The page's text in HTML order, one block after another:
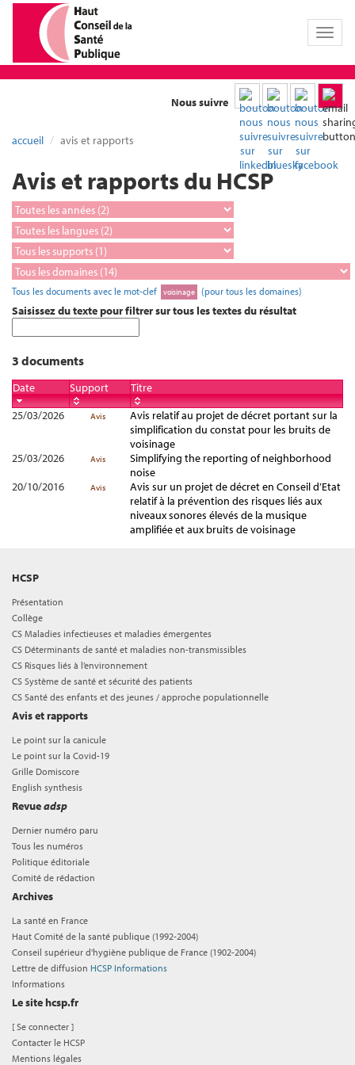
Toggle
Nous suivre
accueil avis et rapports
Avis et rapports du HCSP
Tous les documents avec le mot-clef voisinage (pour tous les domaines)
Saisissez du texte pour filtrer sur tous les textes du résultat
3 documents
Date Support
Titre
25/03/2026
Avis
Avis relatif au projet de décret portant sur la
simplification du constat pour les bruits de
voisinage
25/03/2026
Avis
Simplifying the reporting of neighborhood
noise
20/10/2016
Avis
Avis sur un projet de décret en Conseil d’Etat
relatif à la prévention des risques liés aux
niveaux sonores élevés de la musique
amplifiée et aux bruits de voisinage
HCSP
Présentation
Collège
CS Maladies infectieuses et maladies émergentes
CS Déterminants de santé et maladies non-transmissibles
CS Risques liés à l’environnement
CS Système de santé et sécurité des patients
CS Santé des enfants et des jeunes / approche populationnelle
Avis et rapports
Le point sur la canicule
Le point sur la Covid-19
Grille Domiscore
English synthesis
Revueadsp
Dernier numéro paru
Tous les numéros
Politique éditoriale
Comité de rédaction
Archives
La santé en France
Haut Comité de la santé publique (1992-2004)
Conseil supérieur d'hygiène publique de France (1902-2004)
Lettre de diffusion HCSP Informations
Informations
Le site hcsp.fr
[Se connecter ]
Contacter le HCSP
Mentions légales